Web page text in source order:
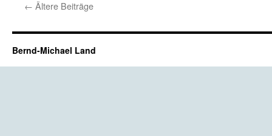
← Ältere Beiträge
Bernd-Michael Land